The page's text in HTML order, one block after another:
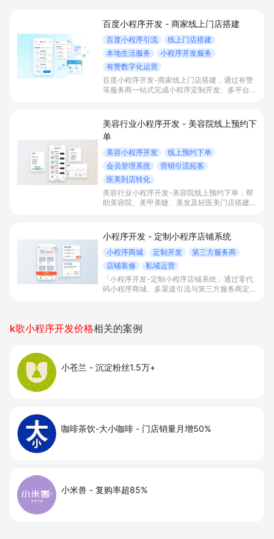
百度小程序开发 - 商家线上门店搭建
百度小程序引流
线上门店搭建
本地生活服务
小程序开发服务
有赞数字化运营
百度小程序开发-商家线上门店搭建，通过有赞
等服务商一站式完成小程序定制开发、多平台联
提升到店与下单转化。
美容行业小程序开发 - 美容院线上预约下
单
美容小程序开发
线上预约下单
会员管理系统
营销引流拓客
医美到店转化
美容行业小程序开发-美容院线上预约下单，帮
助美容院、美甲美睫、美发及轻医美门店搭建线
引流拓客、提升到店转化和复购。
小程序开发 - 定制小程序店铺系统
小程序商城 定制开发
第三方服务商
店铺装修
私域运营
「小程序开发-定制小程序店铺系统」通过零代
码小程序商城、多渠道引流与第三方服务商定制
增长。
k歌小程序开发价格相关的案例
小苍兰 - 沉淀粉丝1.5万+
咖啡茶饮-大小咖啡 - 门店销量月增50%
小米兽 - 复购率超85%